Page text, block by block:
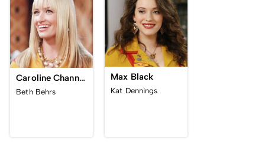
Caroline Channing
Beth Behrs
Max Black
Kat Dennings